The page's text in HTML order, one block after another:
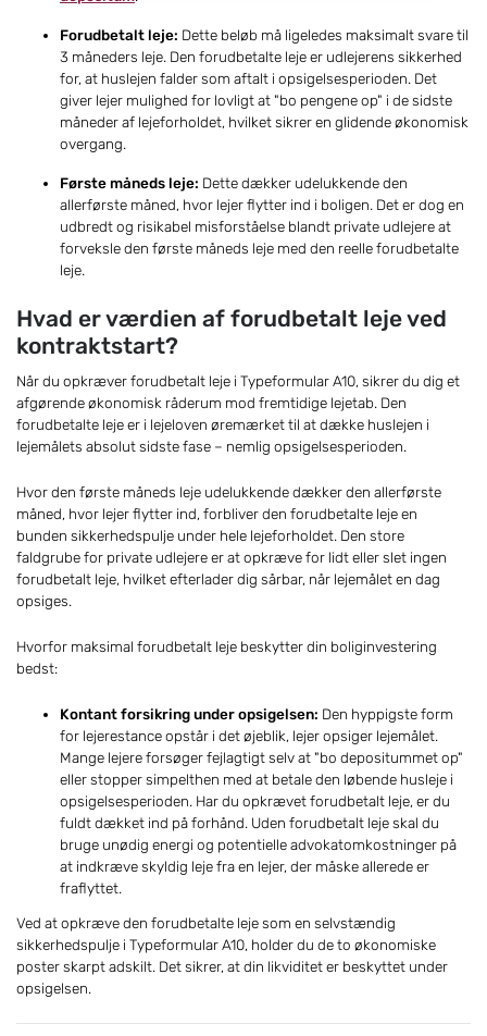
Forudbetalt leje: Dette beløb må ligeledes maksimalt svare til
3 måneders leje. Den forudbetalte leje er udlejerens sikkerhed
for, at huslejen falder som aftalt i opsigelsesperioden. Det
giver lejer mulighed for lovligt at "bo pengene op" i de sidste
måneder af lejeforholdet, hvilket sikrer en glidende økonomisk
overgang.
Første måneds leje: Dette dækker udelukkende den
allerførste måned, hvor lejer flytter ind i boligen. Det er dog en
udbredt og risikabel misforståelse blandt private udlejere at
forveksle den første måneds leje med den reelle forudbetalte
leje.
Hvad er værdien af forudbetalt leje ved
kontraktstart?
Når du opkræver forudbetalt leje i Typeformular A10, sikrer du dig et
afgørende økonomisk råderum mod fremtidige lejetab. Den
forudbetalte leje er i lejeloven øremærket til at dække huslejen i
lejemålets absolut sidste fase – nemlig opsigelsesperioden.
Hvor den første måneds leje udelukkende dækker den allerførste
måned, hvor lejer flytter ind, forbliver den forudbetalte leje en
bunden sikkerhedspulje under hele lejeforholdet. Den store
faldgrube for private udlejere er at opkræve for lidt eller slet ingen
forudbetalt leje, hvilket efterlader dig sårbar, når lejemålet en dag
opsiges.
Hvorfor maksimal forudbetalt leje beskytter din boliginvestering
bedst:
Kontant forsikring under opsigelsen: Den hyppigste form
for lejerestance opstår i det øjeblik, lejer opsiger lejemålet.
Mange lejere forsøger fejlagtigt selv at "bo depositummet op"
eller stopper simpelthen med at betale den løbende husleje i
opsigelsesperioden. Har du opkrævet forudbetalt leje, er du
fuldt dækket ind på forhånd. Uden forudbetalt leje skal du
bruge unødig energi og potentielle advokatomkostninger på
at indkræve skyldig leje fra en lejer, der måske allerede er
fraflyttet.
Ved at opkræve den forudbetalte leje som en selvstændig
sikkerhedspulje i Typeformular A10, holder du de to økonomiske
poster skarpt adskilt. Det sikrer, at din likviditet er beskyttet under
opsigelsen.